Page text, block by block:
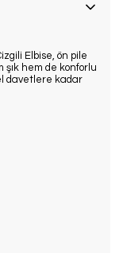
Elbise, ön pile
şık hem de konforlu
davetlere kadar